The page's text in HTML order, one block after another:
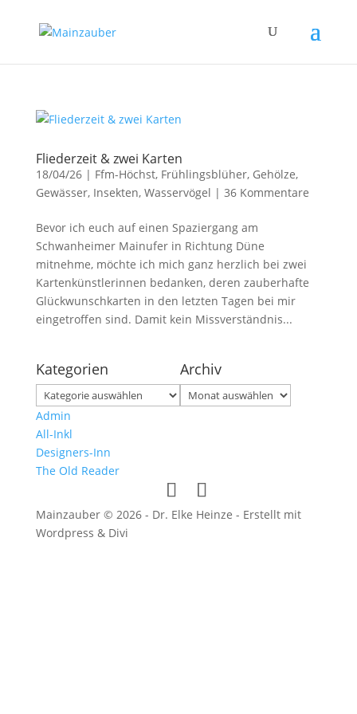
Fliederzeit & zwei Karten
18/04/26| Ffm-Höchst, Frühlingsblüher, Gehölze,
Gewässer, Insekten, Wasservögel | 36 Kommentare
Bevor ich euch auf einen Spaziergang am
Schwanheimer Mainufer in Richtung Düne
mitnehme, möchte ich mich ganz herzlich bei zwei
Kartenkünstlerinnen bedanken, deren zauberhafte
Glückwunschkarten in den letzten Tagen bei mir
eingetroffen sind. Damit kein Missverständnis...
Kategorien
Kategorien
Archiv
Archiv
Admin
All-Inkl
Designers-Inn
The Old Reader
Mainzauber © 2026 - Dr. Elke Heinze - Erstellt mit
Wordpress & Divi